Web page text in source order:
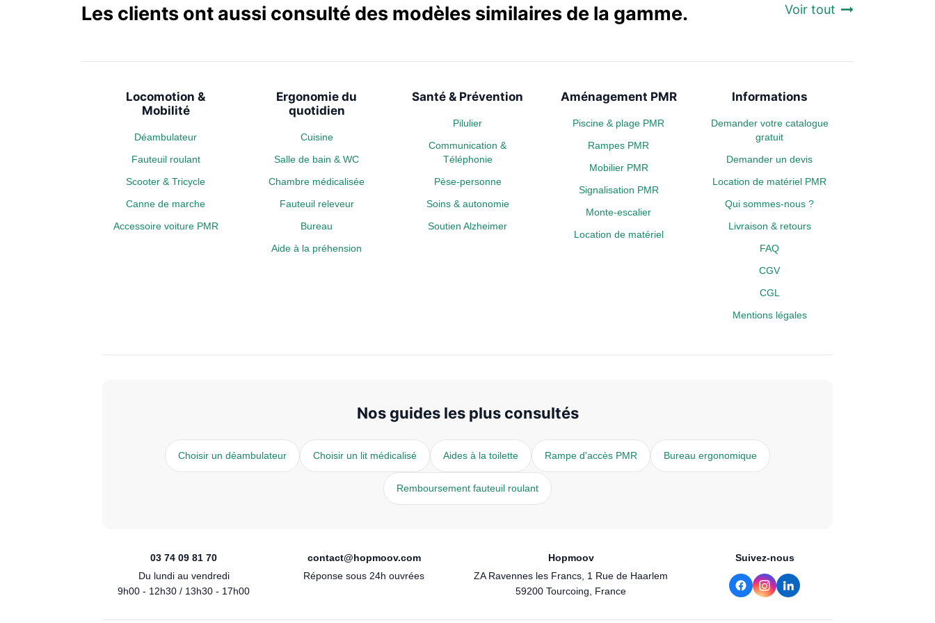
Les clients ont aussi consulté des modèles similaires de la gamme. Voir tout
Locomotion &
Mobilité
Déambulateur
Fauteuil roulant
Scooter & Tricycle
Canne de marche
Accessoire voiture PMR
Ergonomie du
quotidien
Cuisine
Salle de bain & WC
Chambre médicalisée
Fauteuil releveur
Bureau
Aide à la préhension
Santé & Prévention
Pilulier
Communication &
Téléphonie
Pèse-personne
Soins & autonomie
Soutien Alzheimer
Aménagement PMR
Piscine & plage PMR
Rampes PMR
Mobilier PMR
Signalisation PMR
Monte-escalier
Location de matériel
Informations
Demander votre catalogue
gratuit
Demander un devis
Location de matériel PMR
Qui sommes-nous ?
Livraison & retours
FAQ
CGV
CGL
Mentions légales
Nos guides les plus consultés
Choisir un déambulateur Choisir un lit médicalisé Aides à la toilette Rampe d'accès PMR Bureau ergonomique
Remboursement fauteuil roulant
03 74 09 81 70
Du lundi au vendredi
9h00 - 12h30 / 13h30 - 17h00
contact@hopmoov.com
Réponse sous 24h ouvrées
Hopmoov
ZA Ravennes les Francs, 1 Rue de Haarlem
59200 Tourcoing, France
Suivez-nous